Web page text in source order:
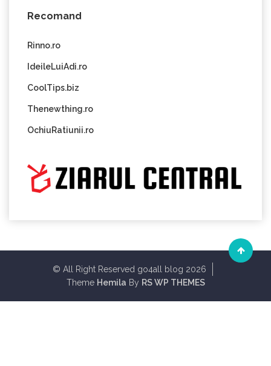
Recomand
Rinno.ro
IdeileLuiAdi.ro
CoolTips.biz
Thenewthing.ro
OchiuRatiunii.ro
© All Right Reserved go4all blog 2026
Theme Hemila By RS WP THEMES